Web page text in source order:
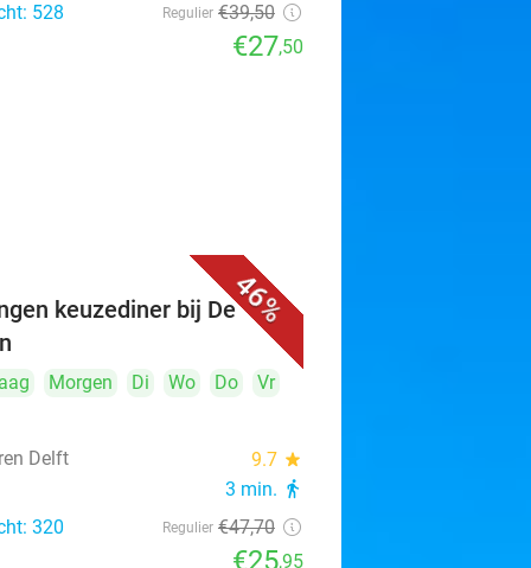
528 Regulier €39,50
€27,50
46%
keuzediner bij De
Morgen Di Wo Do
Vr
Delft
9.7 star
3 min. directions_walk
320 Regulier €47,70
€25,95